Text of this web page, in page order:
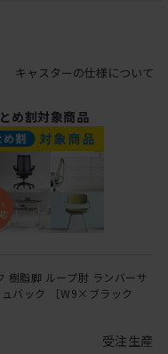
キャスターの仕様について
め割対象商品
樹脂脚 ループ肘 ランバーサ
バック ［W9×ブラック
受注生産